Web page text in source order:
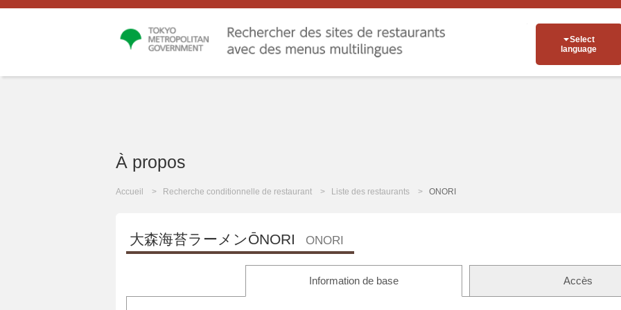
Select
language
À propos
Accueil Recherche conditionnelle de restaurant Liste des restaurants ONORI
大森海苔ラーメンŌNORI ONORI
Information de base Accès